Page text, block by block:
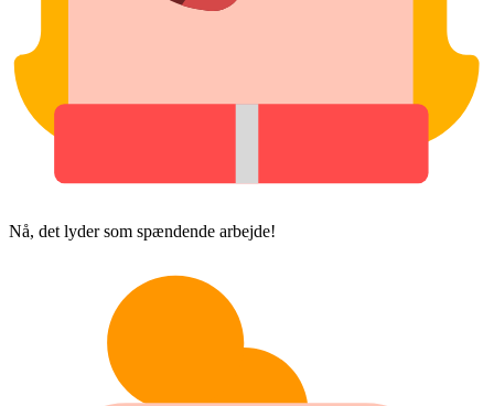
Nå, det lyder som spændende arbejde!